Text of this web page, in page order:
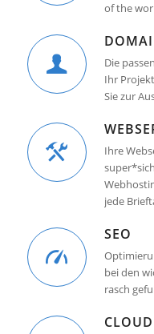
of the
Die
Ihr
Sie zur
Ihre
jede
SEO
bei den
rasch